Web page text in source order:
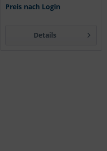
Preis nach Login
Details